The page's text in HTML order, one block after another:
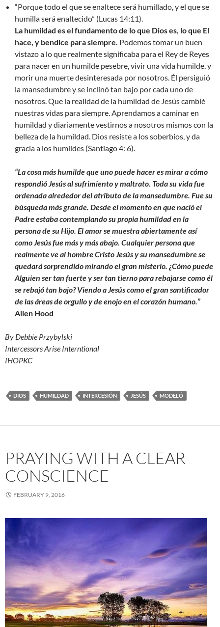
“Porque todo el que se enaltece será humillado, y el que se
humilla será enaltecido” (Lucas 14:11).
La humildad es el fundamento de lo que Dios es, lo que El
hace, y bendice para siempre. Podemos tomar un buen
vistazo a lo que realmente significaba para el Rey de Reyes
para nacer en un humilde pesebre, vivir una vida humilde, y
morir una muerte desinteresada por nosotros. Él persiguió
la mansedumbre y se inclinó tan bajo por cada uno de
nosotros. Que la realidad de la humildad de Jesús cambié
nuestras vidas para siempre. Aprendamos a caminar en
humildad y diariamente vestirnos a nosotros mismos con la
belleza de la humildad. Dios resiste a los soberbios, y da
gracia a los humildes (Santiago 4: 6).
“La cosa más humilde que uno puede hacer es mirar a cómo
respondió Jesús al sufrimiento y maltrato. Toda su vida fue
ordenada alrededor del atributo de la mansedumbre. Fue su
búsqueda más grande. Desde el momento en que nació el
Padre estaba contemplando su propia humildad en la
persona de su Hijo. El amor se muestra abiertamente así
como Jesús fue más y más abajo. Cualquier persona que
realmente ve al hombre Cristo Jesús y su mansedumbre se
quedará sorprendido mirando el gran misterio. ¿Cómo puede
Alguien ser tan fuerte y ser tan tierno para rebajarse como él
se rebajó tan bajo? Viendo a Jesús como el gran santificador
de las áreas de orgullo y de enojo en el corazón humano.”
Allen Hood
By Debbie Przybylski
Intercessors Arise Interntional
IHOPKC
DIOS HUMILDAD INTERCESIÓN JESÚS MODELÓ
PRAYING WITH A CLEAR
CONSCIENCE
FEBRUARY 9, 2016